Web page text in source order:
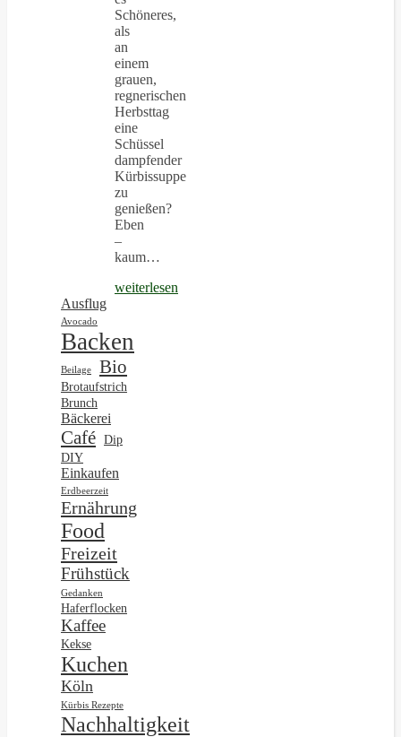
Schöneres,
als
an
einem
grauen,
regnerischen
Herbsttag
eine
Schüssel
dampfender
Kürbissuppe
zu
genießen?
Eben
–
kaum…
weiterlesen
Ausflug
Avocado
Backen
Beilage Bio
Brotaufstrich
Brunch
Bäckerei
Café Dip
DIY
Einkaufen
Erdbeerzeit
Ernährung
Food
Freizeit
Frühstück
Gedanken
Haferflocken
Kaffee
Kekse
Kuchen
Köln
Kürbis Rezepte
Nachhaltigkeit